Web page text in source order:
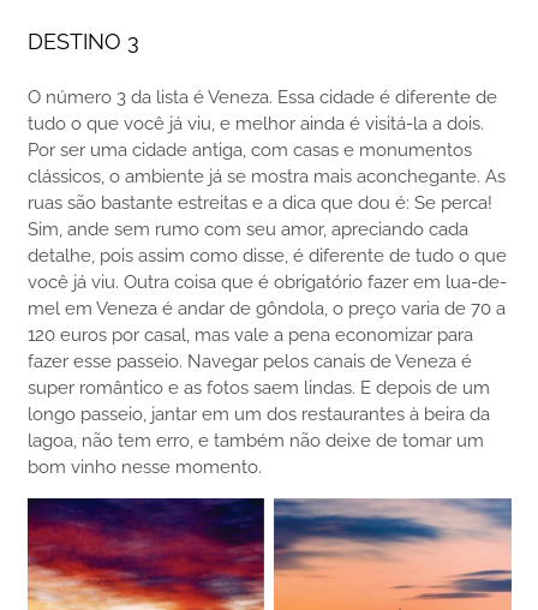
DESTINO 3
O número 3 da lista é Veneza. Essa cidade é diferente de
tudo o que você já viu, e melhor ainda é visitá-la a dois.
Por ser uma cidade antiga, com casas e monumentos
clássicos, o ambiente já se mostra mais aconchegante. As
ruas são bastante estreitas e a dica que dou é: Se perca!
Sim, ande sem rumo com seu amor, apreciando cada
detalhe, pois assim como disse, é diferente de tudo o que
você já viu. Outra coisa que é obrigatório fazer em lua-de-
mel em Veneza é andar de gôndola, o preço varia de 70 a
120 euros por casal, mas vale a pena economizar para
fazer esse passeio. Navegar pelos canais de Veneza é
super romântico e as fotos saem lindas. E depois de um
longo passeio, jantar em um dos restaurantes à beira da
lagoa, não tem erro, e também não deixe de tomar um
bom vinho nesse momento.